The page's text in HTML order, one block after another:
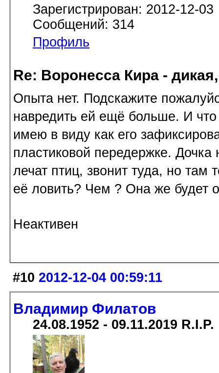
Зарегистрирован: 2012-12-03
Сообщений: 314
Профиль
Re: Воронесса Кира -
Опыта нет. Подскажите
навредить ей ещё больше. И
имею в виду как его
пластиковой передержке. Дочка
лечат птиц, звонит туда, но там
её ловить? Чем ? Она же будет
Неактивен
#10 2012-12-04 00:59:11
Владимир Филатов
24.08.1952 - 09.11.2019 R.I.P.